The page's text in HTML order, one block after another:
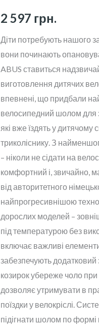
2 597 грн.
Діти потребують нашого
вони починають
ABUS ставиться
виготовлення дитячих
впевнені, що придбали
велосипедний шолом для
які вже їздять у дитячому
триколіснику. З
– ніколи не сідати на
комфортний і, звичайно,
від авторитетного
найпрогресивнішою
дорослих моделей –
під температурою без
включає важливі
забезпечують
козирок убереже чоло
дозволяє утримувати в
поїздки у велокріслі.
підігнати шолом по формі